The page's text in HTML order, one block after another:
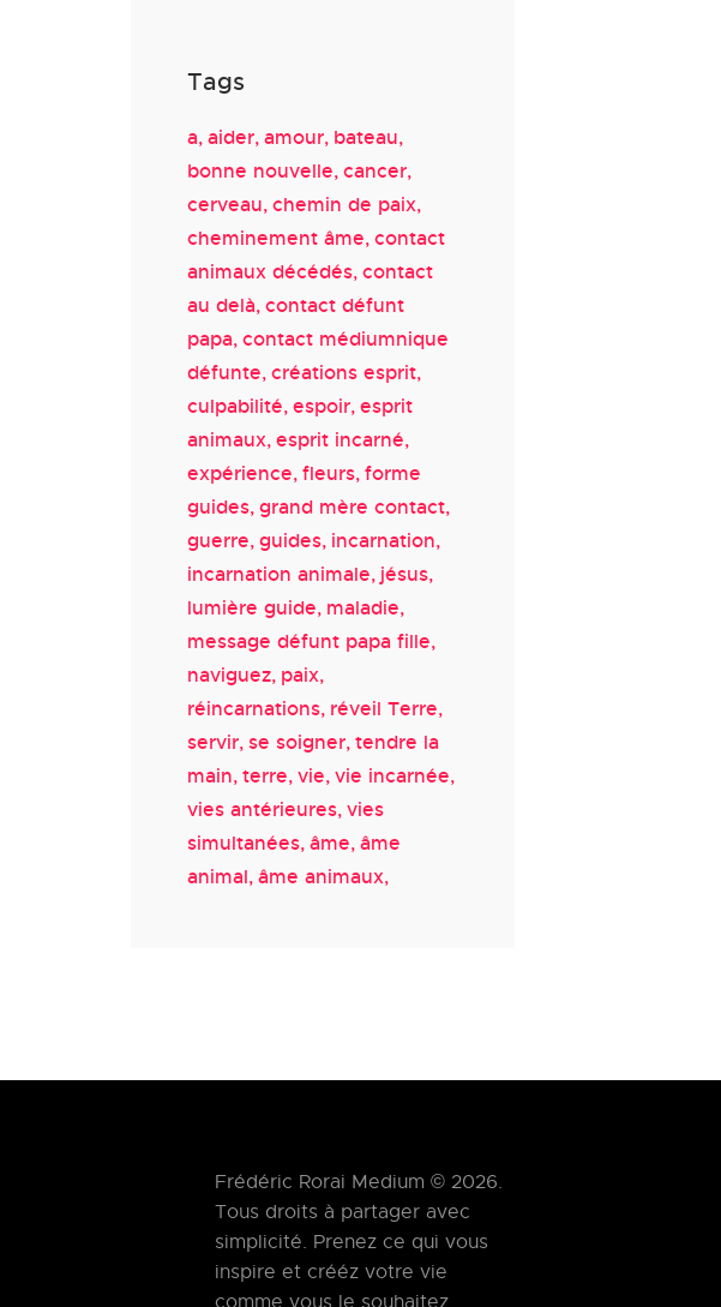
Tags
a aider amour bateau
bonne nouvelle cancer
cerveau chemin de paix
cheminement âme contact
animaux décédés contact
au delà contact défunt
papa contact médiumnique
défunte créations esprit
culpabilité espoir esprit
animaux esprit incarné
expérience fleurs forme
guides grand mère contact
guerre guides incarnation
incarnation animale jésus
lumière guide maladie
message défunt papa fille
naviguez paix
réincarnations réveil Terre
servir se soigner tendre la
main terre vie vie incarnée
vies antérieures vies
simultanées âme âme
animal âme animaux
Frédéric Rorai Medium © 2026.
Tous droits à partager avec
simplicité. Prenez ce qui vous
inspire et crééz votre vie
comme vous le souhaitez.